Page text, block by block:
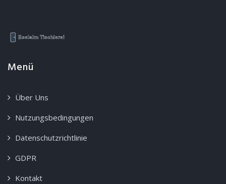
Menü
Über Uns
Nutzungsbedingungen
Datenschutzrichtlinie
GDPR
Kontakt